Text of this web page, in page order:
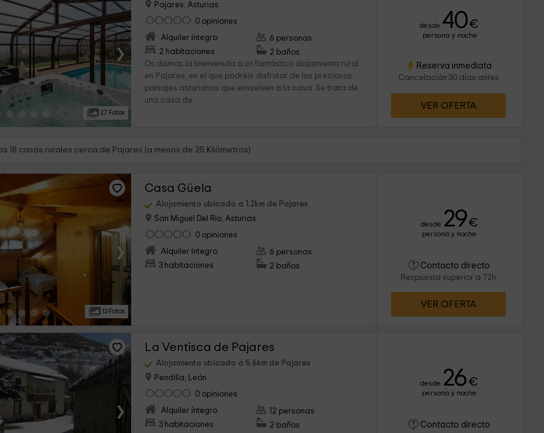
›
27 Fotos
Pajares, Asturias
0 opiniones
Alquiler íntegro
2 habitaciones
6 personas
2 baños
Os damos la bienvenida a un fantástico alojamiento rural
en Pajares, en el que podréis disfrutar de los preciosos
paisajes asturianos que envuelven a la casa. Se trata de
una casa de...
desde 40€
persona y noche
Reserva inmediata
Cancelación 30 días antes
VER OFERTA
18 casas rurales cerca de Pajares (a menos de 25 Kilómetros)
›
13 Fotos
Casa Güela
Alojamiento ubicado a 1.2km de Pajares
San Miguel Del Rio, Asturias
0 opiniones
Alquiler íntegro
3 habitaciones
6 personas
2 baños
desde 29€
persona y noche
Contacto directo
Respuesta superior a 72h
VER OFERTA
›
La Ventisca de Pajares
Alojamiento ubicado a 5.6km de Pajares
Pendilla, León
0 opiniones
Alquiler íntegro
3 habitaciones
12 personas
2 baños
desde 26 €
persona y noche
Contacto directo